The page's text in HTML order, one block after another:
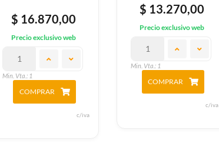
$ 16.870,00
Precio exclusivo web
Min. Vta.: 1
COMPRAR
c/iva
$ 13.270,00
Precio exclusivo web
Min. Vta.: 1
COMPRAR
c/iva